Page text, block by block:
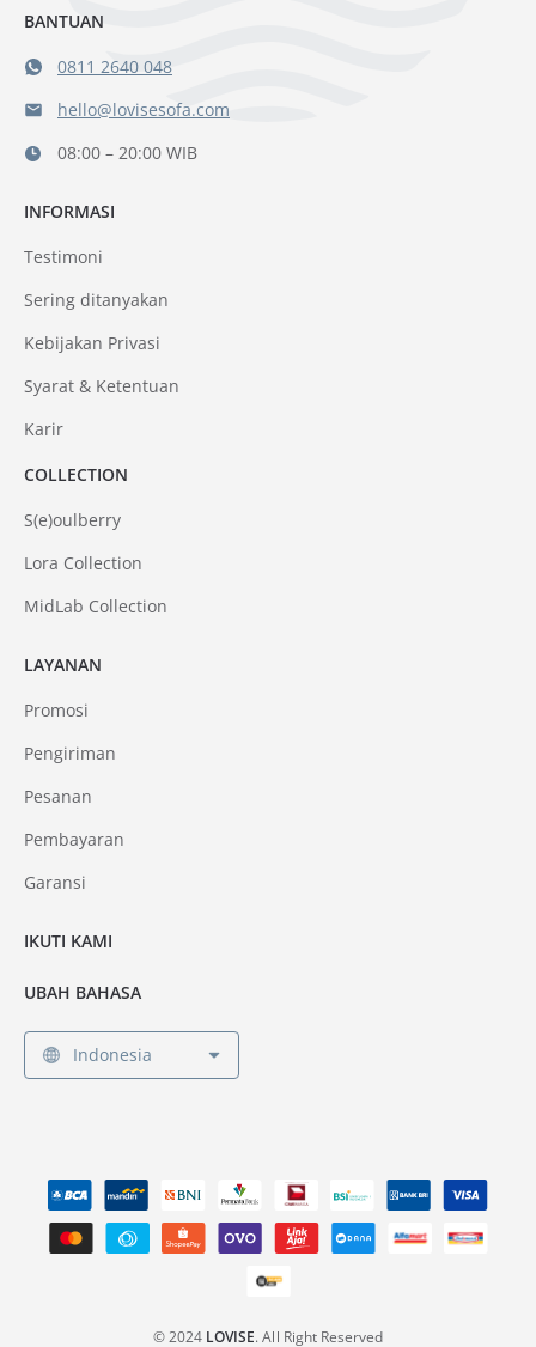
BANTUAN
0811 2640 048
hello@lovisesofa.com
08:00 – 20:00 WIB
LAYANAN
Promosi
Pengiriman
Pesanan
Pembayaran
Garansi
INFORMASI
Testimoni
Sering ditanyakan
Kebijakan Privasi
Syarat & Ketentuan
Karir
COLLECTION
S(e)oulberry
Lora Collection
MidLab Collection
IKUTI KAMI
UBAH BAHASA
Indonesia
© 2024 LOVISE. All Right Reserved